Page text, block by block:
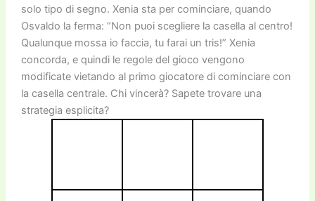
solo tipo di segno. Xenia sta per cominciare, quando
Osvaldo la ferma: “Non puoi scegliere la casella al centro!
Qualunque mossa io faccia, tu farai un tris!” Xenia
concorda, e quindi le regole del gioco vengono
modificate vietando al primo giocatore di cominciare con
la casella centrale. Chi vincerà? Sapete trovare una
strategia esplicita?